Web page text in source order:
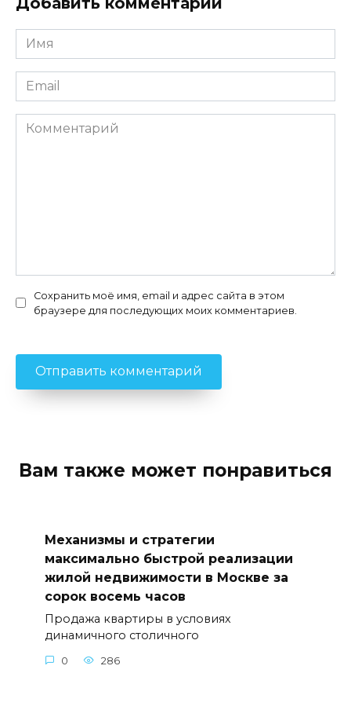
Имя
*
Email
*
Комментарий
Сохранить моё имя, email и адрес сайта в этом
браузере для последующих моих комментариев.
Вам также может понравиться
Механизмы и стратегии
максимально быстрой реализации
жилой недвижимости в Москве за
сорок восемь часов
Продажа квартиры в условиях
динамичного столичного
0 286